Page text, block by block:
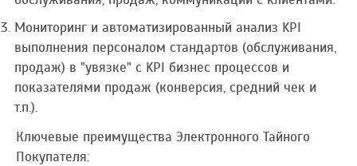
Мониторинг и автоматизированный анализ KPI
выполнения персоналом стандартов (обслуживания,
продаж) в "увязке" с KPI бизнес процессов и
показателями продаж (конверсия, средний чек и
т.п.).
Ключевые преимущества Электронного Тайного
Покупателя: